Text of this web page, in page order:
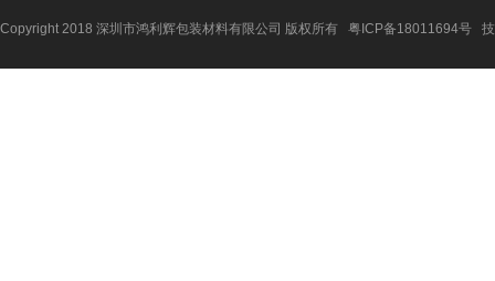
Copyright 2018 深圳市鸿利辉包装材料有限公司 版权所有 粤ICP备18011694号